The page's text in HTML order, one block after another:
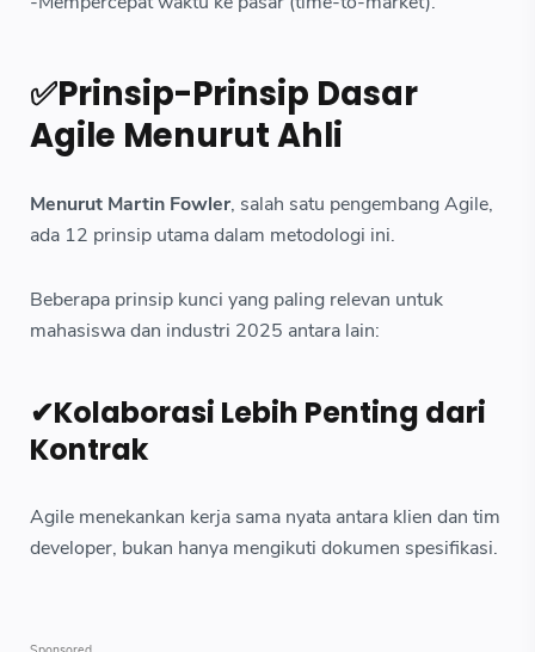
✅Prinsip-Prinsip Dasar
Agile Menurut Ahli
Menurut Martin Fowler, salah satu pengembang Agile,
ada 12 prinsip utama dalam metodologi ini.
Beberapa prinsip kunci yang paling relevan untuk
mahasiswa dan industri 2025 antara lain:
✔Kolaborasi Lebih Penting dari
Kontrak
Agile menekankan kerja sama nyata antara klien dan tim
developer, bukan hanya mengikuti dokumen spesifikasi.